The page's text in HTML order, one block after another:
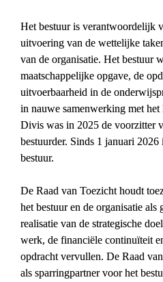
Het bestuur is verantwoordelijk
uitvoering van de wettelijke
van de organisatie. Het bestuur
maatschappelijke opgave, de
uitvoerbaarheid in de
in nauwe samenwerking met het
Divis was in 2025 de voorzitter
bestuurder. Sinds 1 januari
bestuur.
De Raad van Toezicht houdt
het bestuur en de organisatie
realisatie van de strategische
werk, de financiële continuïteit
opdracht vervullen. De Raad
als sparringpartner voor het